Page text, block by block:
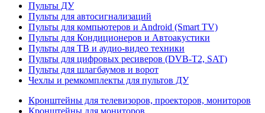
Пульты ДУ
Пульты для автосигнализаций
Пульты для компьютеров и Android (Smart TV)
Пульты для Кондиционеров и Автоакустики
Пульты для ТВ и аудио-видео техники
Пульты для цифровых ресиверов (DVB-T2, SAT)
Пульты для шлагбаумов и ворот
Чехлы и ремкомплекты для пультов ДУ
Кронштейны для телевизоров, проекторов, мониторов
Кронштейны для мониторов